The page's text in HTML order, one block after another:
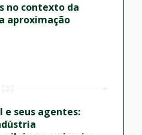
no contexto da
aproximação
e seus agentes: